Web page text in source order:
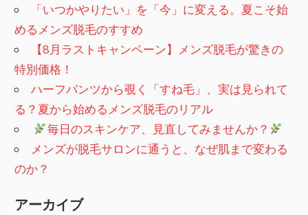
「いつかやりたい」を「今」に変える。夏こそ始
めるメンズ脱毛のすすめ
【8月ラストキャンペーン】メンズ脱毛が驚きの
特別価格！
ハーフパンツから覗く「すね毛」、実は見られて
る？夏から始めるメンズ脱毛のリアル
毎日のスキンケア、見直してみませんか？
メンズが脱毛サロンに通うと、なぜ肌まで変わる
のか？
アーカイブ